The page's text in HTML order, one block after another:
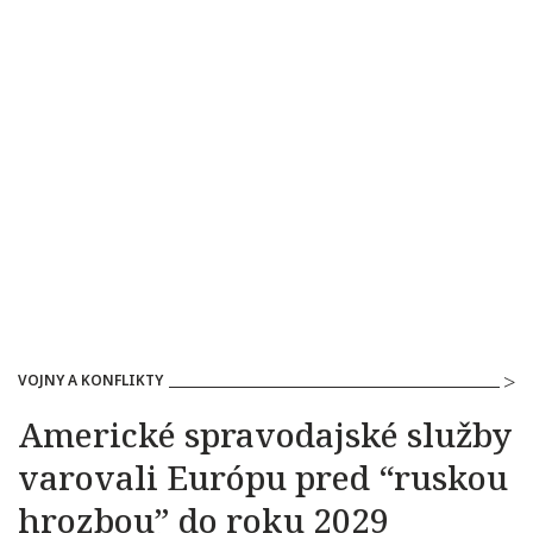
VOJNY A KONFLIKTY
Americké spravodajské služby
varovali Európu pred “ruskou
hrozbou” do roku 2029